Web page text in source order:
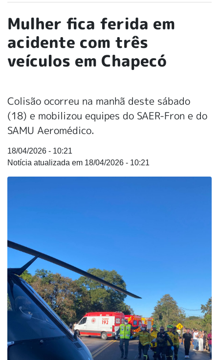
Mulher fica ferida em
acidente com três
veículos em Chapecó
Colisão ocorreu na manhã deste sábado
(18) e mobilizou equipes do SAER-Fron e do
SAMU Aeromédico.
18/04/2026 - 10:21
18/04/2026 - 10:21